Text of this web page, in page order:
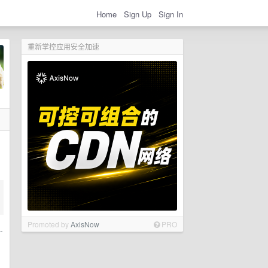
Home Sign Up Sign In
重新掌控应用安全加速
Promoted byAxisNow PRO